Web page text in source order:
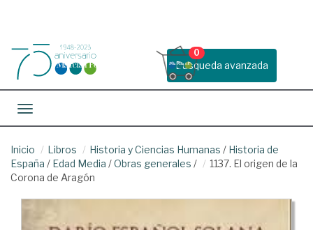
Busqueda avanzada
0
Toggle navigation
Inicio Libros Historia y Ciencias Humanas / Historia de
España / Edad Media /Obras generales /
1137. El origen de la
Corona de Aragón